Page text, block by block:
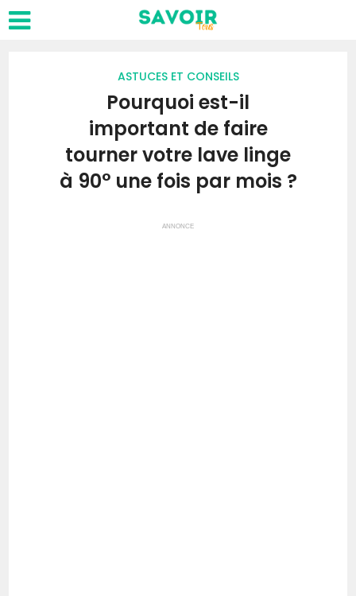
ASTUCES ET CONSEILS
Pourquoi est-il
important de faire
tourner votre lave linge
à 90° une fois par mois ?
ANNONCE